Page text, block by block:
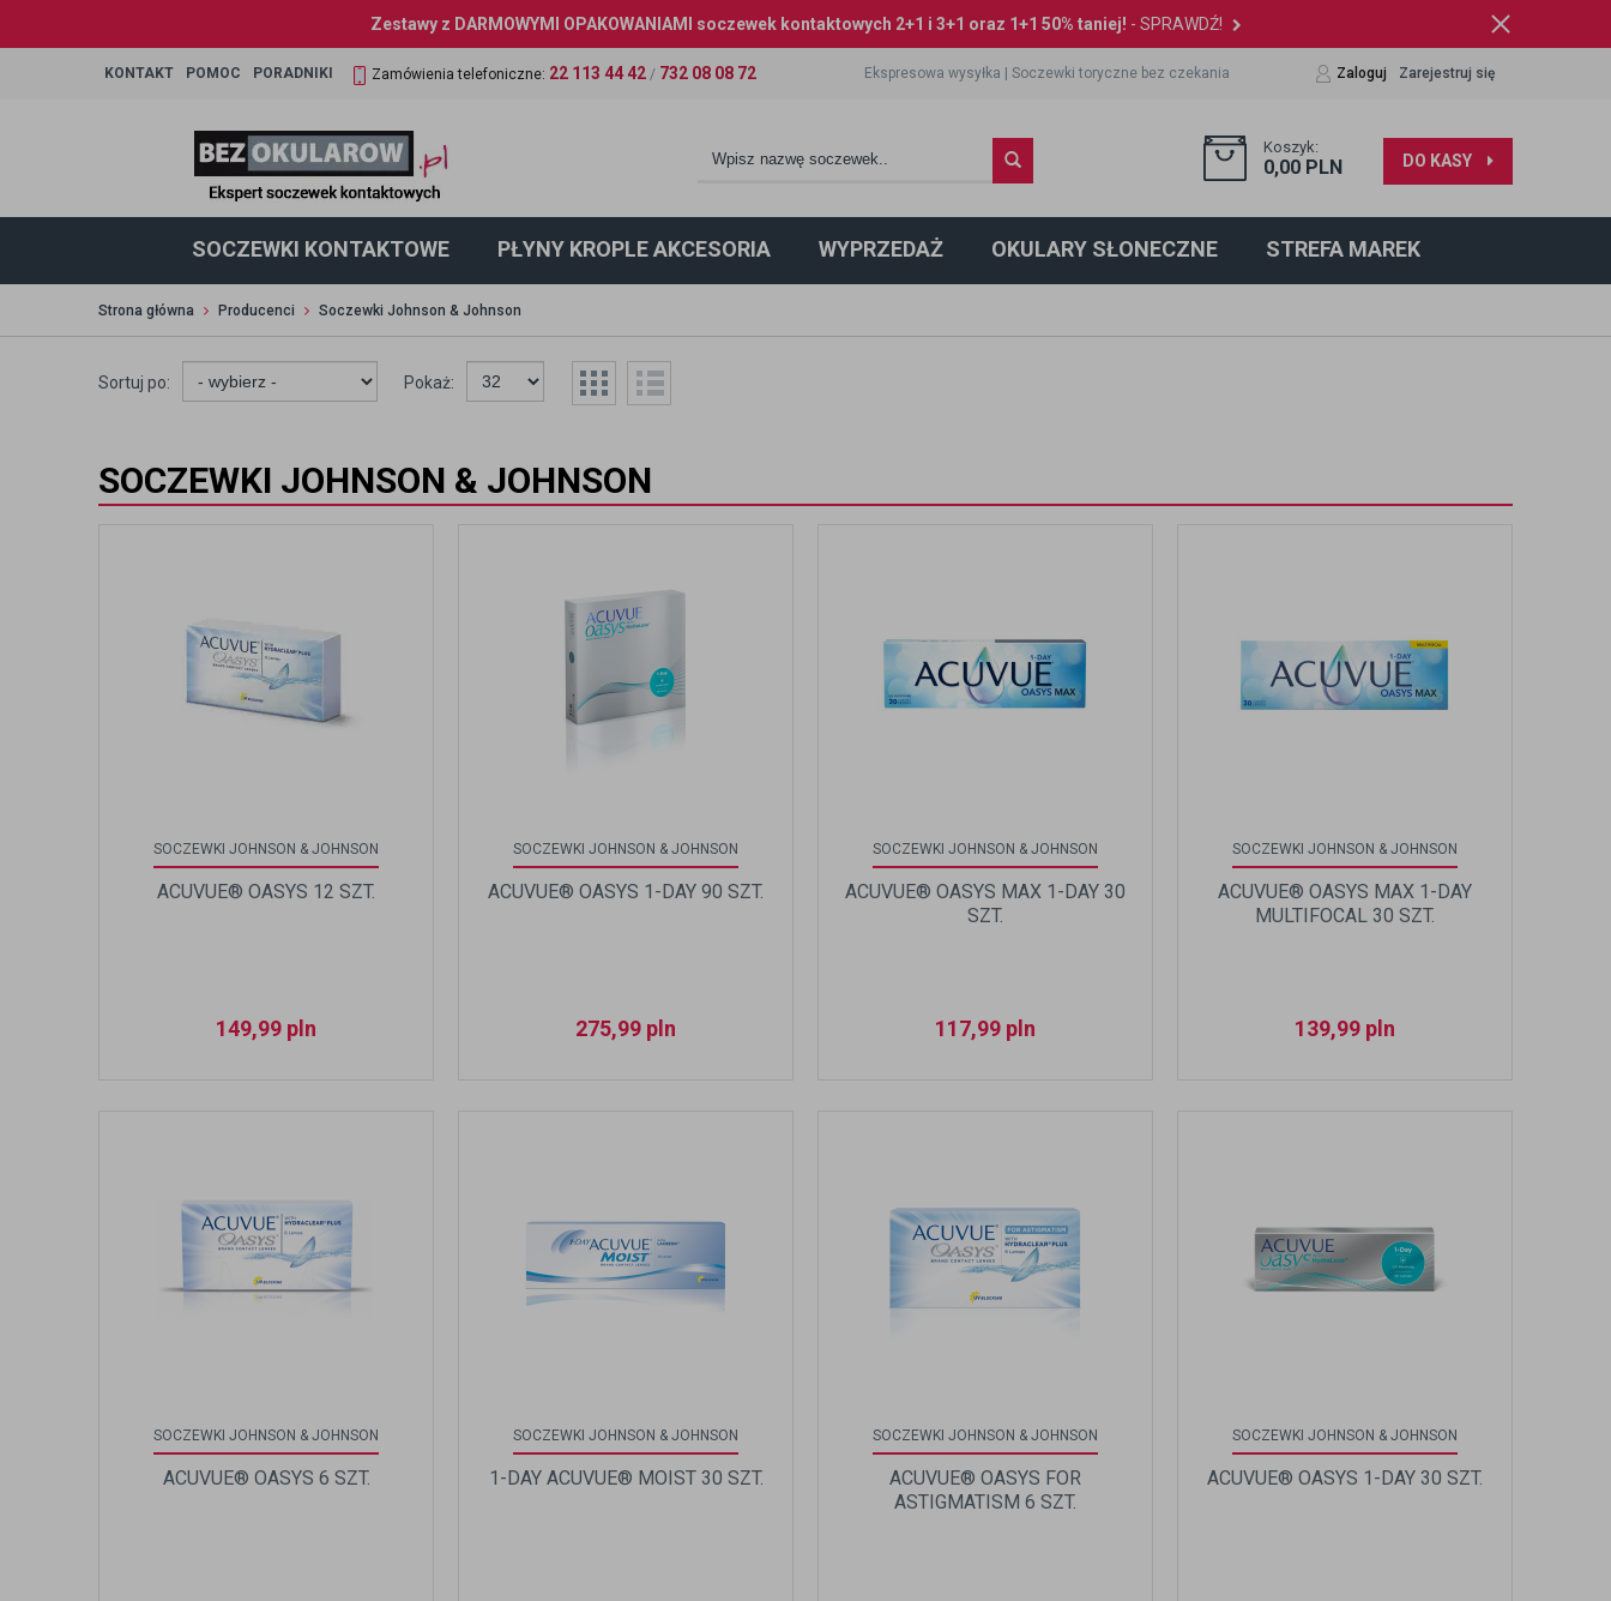
Zestawy z DARMOWYMI OPAKOWANIAMI soczewek kontaktowych 2+1 i 3+1 oraz 1+1 50% taniej! - SPRAWDŹ!
KONTAKT POMOC PORADNIKI Zamówienia telefoniczne: 22 113 44 42 / 732 08 08 72 Ekspresowa wysyłka |Soczewki toryczne bez czekania Zaloguj Zarejestruj się
Koszyk:
0,00 PLN DO KASY
SOCZEWKI KONTAKTOWE PŁYNY KROPLE AKCESORIA WYPRZEDAŻ OKULARY SŁONECZNE STREFA MAREK
Strona główna Producenci Soczewki Johnson & Johnson
Sortuj po: Pokaż:
SOCZEWKI JOHNSON & JOHNSON
SOCZEWKI JOHNSON & JOHNSON
ACUVUE® OASYS 12 SZT.
149,99 pln
SOCZEWKI JOHNSON & JOHNSON
ACUVUE® OASYS 1-DAY 90 SZT.
275,99 pln
SOCZEWKI JOHNSON & JOHNSON
ACUVUE® OASYS MAX 1-DAY 30
SZT.
117,99 pln
SOCZEWKI JOHNSON & JOHNSON
ACUVUE® OASYS MAX 1-DAY
MULTIFOCAL 30 SZT.
139,99 pln
SOCZEWKI JOHNSON & JOHNSON
ACUVUE® OASYS 6 SZT.
SOCZEWKI JOHNSON & JOHNSON
1-DAY ACUVUE® MOIST 30 SZT.
SOCZEWKI JOHNSON & JOHNSON
ACUVUE® OASYS FOR
ASTIGMATISM 6 SZT.
SOCZEWKI JOHNSON & JOHNSON
ACUVUE® OASYS 1-DAY 30 SZT.